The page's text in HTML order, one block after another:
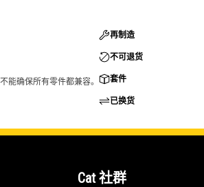
确保所有零件都兼容。
再制造
不可退货
套件
已换货
Cat 社群